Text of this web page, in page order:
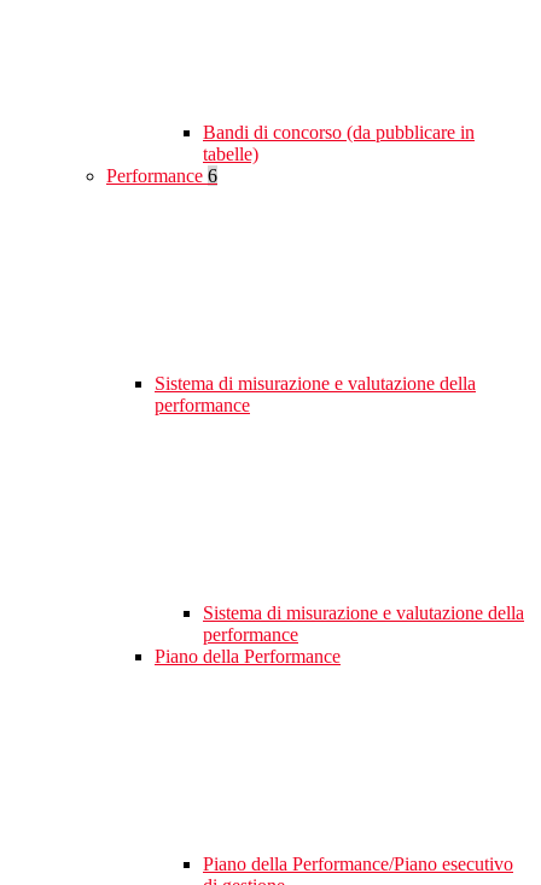
Bandi di concorso (da pubblicare in
tabelle)
Performance 6
Sistema di misurazione e valutazione della
performance
Sistema di misurazione e valutazione della
performance
Piano della Performance
Piano della Performance/Piano esecutivo